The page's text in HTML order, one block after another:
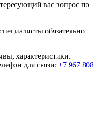
вас вопрос по
обязательно
характеристики.
для связи: +7 967 808-